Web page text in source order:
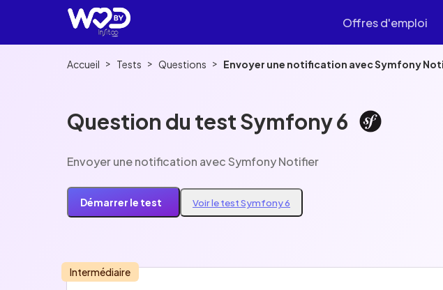
Offres d'emploi
Accueil > Tests > Questions > Envoyer une notification avec Symfony
Question du test Symfony 6
Envoyer une notification avec Symfony Notifier
Démarrer le test Voir le test Symfony 6
Intermédiaire